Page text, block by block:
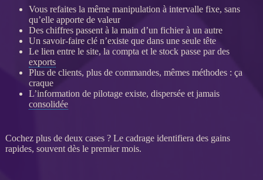
Vous refaites la même manipulation à intervalle fixe, sans
qu’elle apporte de valeur
Des chiffres passent à la main d’un fichier à un autre
Un savoir-faire clé n’existe que dans une seule tête
Le lien entre le site, la compta et le stock passe par des
exports
Plus de clients, plus de commandes, mêmes méthodes : ça
craque
L’information de pilotageexiste, dispersée et jamais
consolidée
Cochez plus de deux cases ? Le cadrageidentifiera des gains
rapides, souvent dès le premier mois.